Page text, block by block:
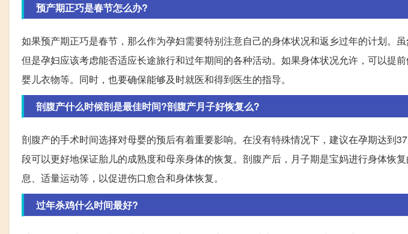
预产期正巧是春节怎么办?
如果预产期正巧是春节，那么作为孕妇需要特别注意自己的身体状况和返乡过年的计划。
但是孕妇应该考虑能否适应长途旅行和过年期间的各种活动。如果身体状况允许，可以提前
婴儿衣物等。同时，也要确保能够及时就医和得到医生的指导。
剖腹产什么时候剖是最佳时间?剖腹产月子好恢复么?
剖腹产的手术时间选择对母婴的预后有着重要影响。在没有特殊情况下，建议在孕期达到
段可以更好地保证胎儿的成熟度和母亲身体的恢复。剖腹产后，月子期是宝妈进行身体恢
息、适量运动等，以促进伤口愈合和身体恢复。
过年杀鸡什么时间最好?